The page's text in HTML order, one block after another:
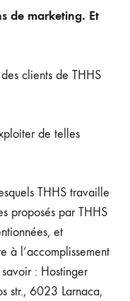
de marketing. Et
clients de THHS
de telles
THHS travaille
proposés par THHS
et
à l’accomplissement
: Hostinger
str., 6023 Larnaca,